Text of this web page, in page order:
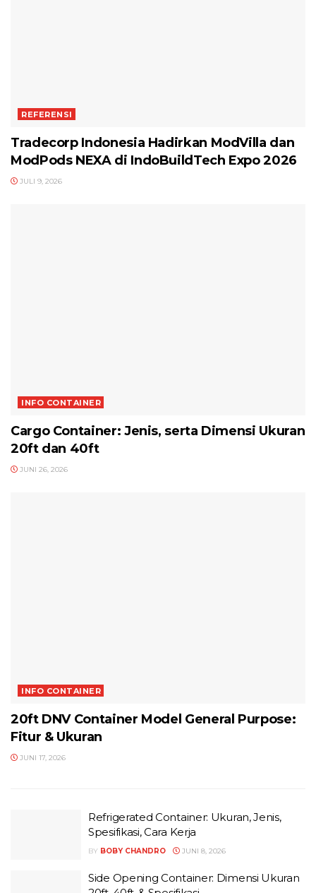
REFERENSI
Tradecorp Indonesia Hadirkan ModVilla dan
ModPods NEXA di IndoBuildTech Expo 2026
JULI 9, 2026
INFO CONTAINER
Cargo Container: Jenis, serta Dimensi Ukuran
20ft dan 40ft
JUNI 26, 2026
INFO CONTAINER
20ft DNV Container Model General Purpose:
Fitur & Ukuran
JUNI 17, 2026
Refrigerated Container: Ukuran, Jenis,
Spesifikasi, Cara Kerja
BY BOBY CHANDRO JUNI 8, 2026
Side Opening Container: Dimensi Ukuran